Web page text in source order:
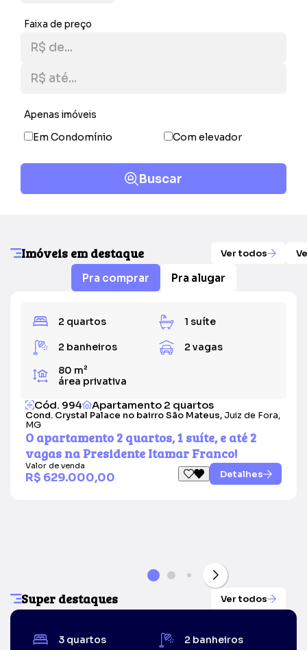
Faixa de preço
Apenas imóveis
Em Condomínio Com elevador
Buscar
Imóveis em destaque
Pra comprar Pra alugar
Ver todos
2 quartos 1 suíte
2 banheiros
2 vagas
80 m²
área privativa
Cód. 994 Apartamento 2 quartos
Cond. Crystal Palace no bairro São Mateus,Juiz de Fora,
MG
O apartamento 2 quartos, 1 suíte, e até 2
vagas na Presidente Itamar Franco!
Valor de venda
R$ 629.000,00 Detalhes
Super destaques Ver todos
3 quartos 2 banheiros